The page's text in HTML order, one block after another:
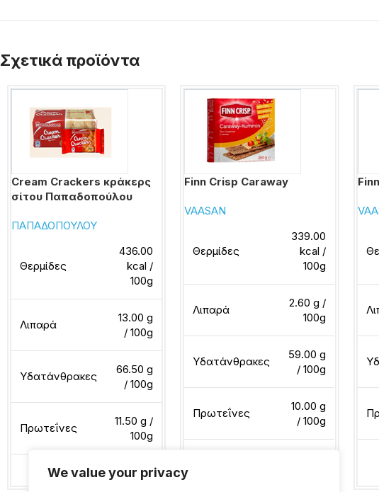
We value your privacy
Σχετικά προϊόντα
Cream Crackers κράκερς
σίτου Παπαδοπούλου
ΠΑΠΑΔΟΠΟΥΛΟΥ
Θερμίδες
436.00
kcal /
100g
Λιπαρά
13.00 g
/ 100g
Υδατάνθρακες
66.50 g
/ 100g
Πρωτεΐνες
11.50 g /
100g
Finn Crisp Caraway
VAASAN
Θερμίδες
339.00
kcal /
100g
Λιπαρά
2.60 g /
100g
Υδατάνθρακες
59.00 g
/ 100g
Πρωτεΐνες
10.00 g
/ 100g